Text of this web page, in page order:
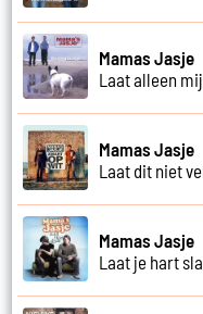
Mamas Jasje
Laat alleen
Mamas Jasje
Laat dit niet
Mamas Jasje
Laat je hart